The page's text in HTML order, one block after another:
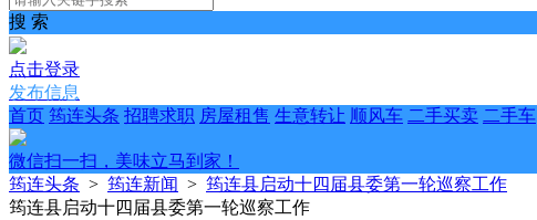
搜 索
点击登录
发布信息
首页 筠连头条 招聘求职 房屋租售 生意转让 顺风车 二手买卖 二手车
微信扫一扫，美味立马到家！
筠连头条 > 筠连新闻 > 筠连县启动十四届县委第一轮巡察工作
筠连县启动十四届县委第一轮巡察工作